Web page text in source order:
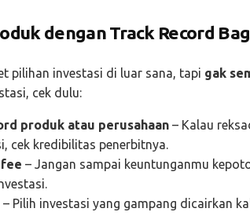
dengan Track Record
pilihan investasi di luar sana, tapi gak
cek dulu:
produk atau perusahaan – Kalau
cek kredibilitas penerbitnya.
fee – Jangan sampai keuntunganmu
– Pilih investasi yang gampang dicairkan